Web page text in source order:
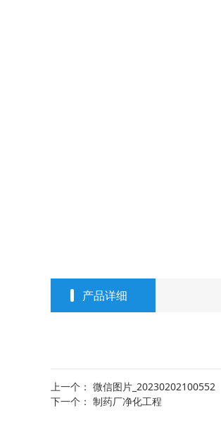
产品详细
上一个： 微信图片_20230202100552
下一个： 制药厂净化工程